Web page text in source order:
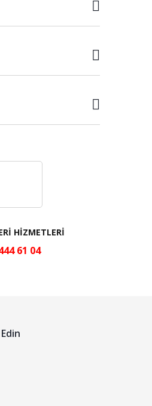
HİZMETLERİ
61 04